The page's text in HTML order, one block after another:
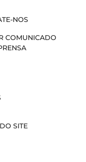
NOS
COMUNICADO
SITE